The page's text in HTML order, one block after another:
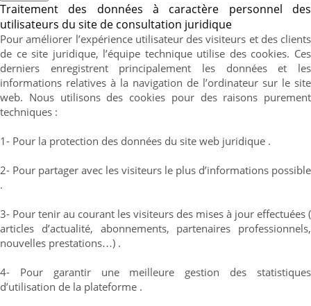
Traitement des données à caractère personnel des
utilisateurs du site de consultation juridique
Pour améliorer l’expérience utilisateur des visiteurs et des clients
de ce site juridique, l’équipe technique utilise des cookies. Ces
derniers enregistrent principalement les données et les
informations relatives à la navigation de l’ordinateur sur le site
web. Nous utilisons des cookies pour des raisons purement
techniques :
1- Pour la protection des données du site web juridique .
2- Pour partager avec les visiteurs le plus d’informations possible
.
3- Pour tenir au courant les visiteurs des mises à jour effectuées (
articles d’actualité, abonnements, partenaires professionnels,
nouvelles prestations…) .
4- Pour garantir une meilleure gestion des statistiques
d’utilisation de la plateforme .